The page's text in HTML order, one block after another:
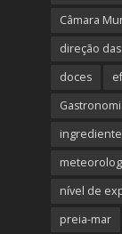
Câmara
direção
doces
nível de
preia-mar